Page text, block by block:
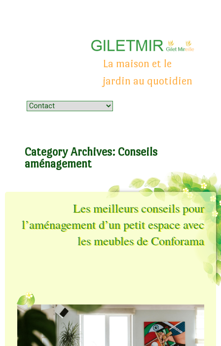
La maison et le
jardin au quotidien
Menu
Skip to content
Category Archives: Conseils
aménagement
Les meilleurs conseils pour
l’aménagement d’un petit espace avec
les meubles de Conforama